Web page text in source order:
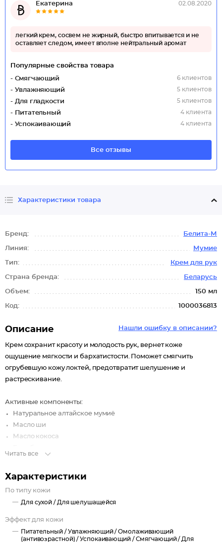
Екатерина 02.08.2020
легкий крем, сосвем не жирный, быстро впитывается и не
оставляет следом, имеет вполне нейтральный аромат
Популярные свойства товара
- Смягчающий
6 клиентов
- Увлажняющий 5 клиентов
- Для гладкости 5 клиентов
- Питательный 4 клиента
- Успокаивающий 4 клиента
Все отзывы
Характеристики товара
Бренд: Белита-М
Линия: Мумие
Тип: Крем для рук
Страна бренда: Беларусь
Объем: 150 мл
Код: 1000036813
Нашли ошибку в описании?
Описание
Крем сохранит красоту и молодость рук, вернет коже
ощущение мягкости и бархатистости. Поможет смягчить
огрубевшую кожу локтей, предотвратит шелушение и
растрескивание.
Активные компоненты:
Натуральное алтайское мумиё
Масло ши
Масло кокоса
Аллантоин
Действие:
насыщает питательными элементами
предохраняет кожу от преждевременного старения
Читать все
Характеристики
По типу кожи
Для сухой / Для шелушащейся
Эффект для кожи
Питательный /Увлажняющий /Омолаживающий
(антивозрастной) /Успокаивающий /Смягчающий / Для